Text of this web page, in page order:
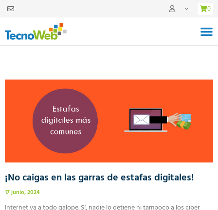
0
¡No caigas en las garras de estafas digitales!
17 junio, 2024